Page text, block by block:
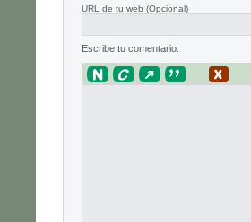
URL de tu web (Opcional)
Escribe tu comentario: